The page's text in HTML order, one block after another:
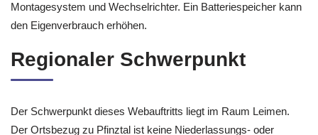
Montagesystem und Wechselrichter. Ein Batteriespeicher kann
den Eigenverbrauch erhöhen.
Regionaler Schwerpunkt
Der Schwerpunkt dieses Webauftritts liegt im Raum Leimen.
Der Ortsbezug zu Pfinztal ist keine Niederlassungs- oder